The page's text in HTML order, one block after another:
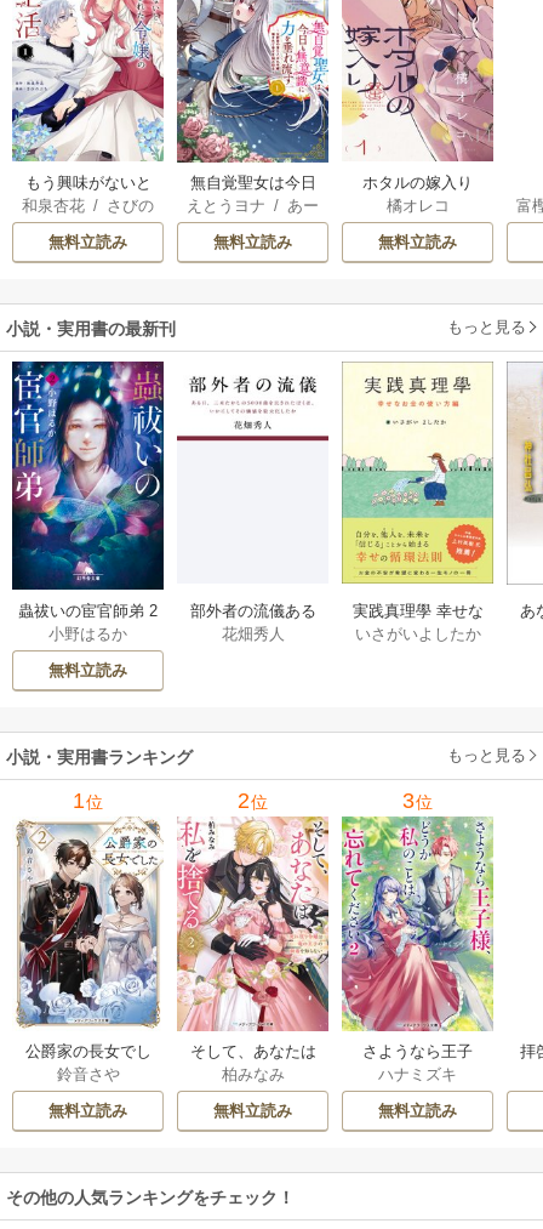
もう興味がないと
離婚された令嬢の
意外と楽しい新生
活
和泉杏花 / さびの
ぶち
無料立読み
無自覚聖女は今日
も無意識に力を垂
れ流す ～公爵家
の落ちこぼれ令
を掴み取る～
えとうヨナ /あー
もんど/ あんべよ
しろう
無料立読み
ホタルの嫁入り
橘オレコ
無料立読み
富
小説・実用書の最新刊 もっと見る
蟲祓いの宦官師弟 2
巻
小野はるか
無料立読み
部外者の流儀ある
日、三木たかしの5
したか 1巻
花畑秀人
実践真理學 幸せな
お金の使い方編 1巻
いさがいよしたか
あ
小説・実用書ランキング もっと見る
1位
公爵家の長女でし
た
鈴音さや
無料立読み
2位
そして、あなたは
私を捨てる
柏みなみ
無料立読み
3位
さようなら王子
様、どうか私のこ
とは忘れてくださ
い
ハナミズキ
無料立読み
拝
その他の人気ランキングをチェック！